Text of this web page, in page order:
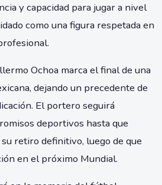
y capacidad para jugar a nivel
como una figura respetada en
Ochoa marca el final de una
dejando un precedente de
El portero seguirá
deportivos hasta que
retiro definitivo, luego de que
en el próximo Mundial.